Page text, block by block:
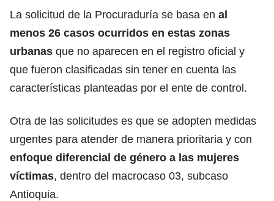
La solicitud de la Procuraduría se basa en al
menos 26 casos ocurridos en estas zonas
urbanas que no aparecen en el registro oficial y
que fueron clasificadas sin tener en cuenta las
características planteadas por el ente de control.
Otra de las solicitudes es que se adopten medidas
urgentes para atender de manera prioritaria y con
enfoque diferencial de género a las mujeres
víctimas, dentro del macrocaso 03, subcaso
Antioquia.